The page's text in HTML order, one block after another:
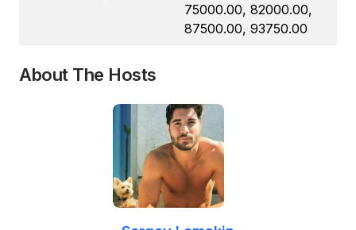
75000.00, 82000.00,
87500.00, 93750.00
About The Hosts